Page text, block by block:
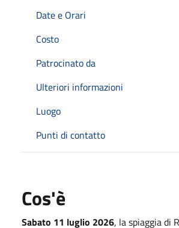
Date e Orari
Costo
Patrocinato da
Ulteriori informazioni
Luogo
Punti di contatto
Cos'è
Sabato 11 luglio 2026, la spiaggia di